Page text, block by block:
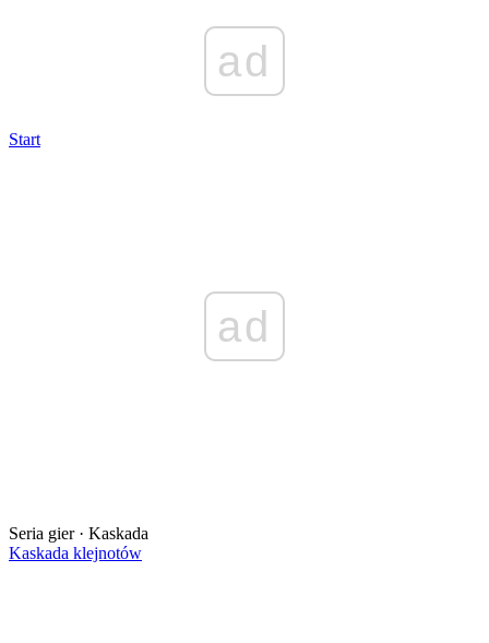
ad
Start
ad
Seria gier · Kaskada
Kaskada klejnotów